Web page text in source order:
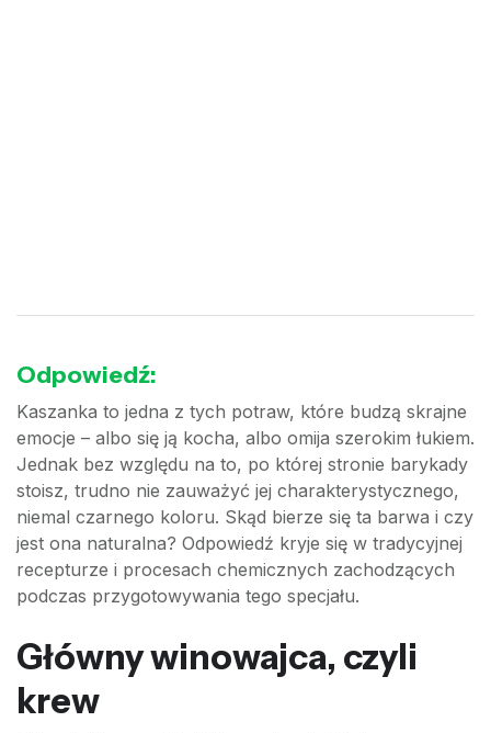
Odpowiedź:
Kaszanka to jedna z tych potraw, które budzą skrajne
emocje – albo się ją kocha, albo omija szerokim łukiem.
Jednak bez względu na to, po której stronie barykady
stoisz, trudno nie zauważyć jej charakterystycznego,
niemal czarnego koloru. Skąd bierze się ta barwa i czy
jest ona naturalna? Odpowiedź kryje się w tradycyjnej
recepturze i procesach chemicznych zachodzących
podczas przygotowywania tego specjału.
Główny winowajca, czyli
krew